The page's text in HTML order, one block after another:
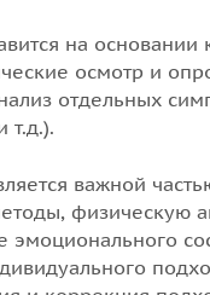
на основании
осмотр и
отдельных
т.д.).
важной
физическую
эмоционального